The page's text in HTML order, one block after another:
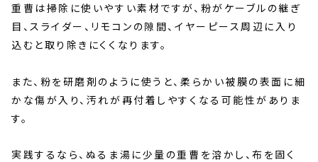
重曹は掃除に使いやすい素材ですが、粉がケーブルの継ぎ
目、スライダー、リモコンの隙間、イヤーピース周辺に入り
込むと取り除きにくくなります。
また、粉を研磨剤のように使うと、柔らかい被膜の表面に細
かな傷が入り、汚れが再付着しやすくなる可能性がありま
す。
実践するなら、ぬるま湯に少量の重曹を溶かし、布を固く